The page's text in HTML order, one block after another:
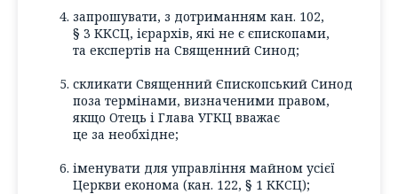
запрошувати, з дотриманням кан. 102,
§ 3 ККСЦ, ієрархів, які не є єпископами,
та експертів на Священний Синод;
скликати Священний Єпископський Синод
поза термінами, визначеними правом,
якщо Отець і Глава УГКЦ вважає
це за необхідне;
іменувати для управління майном усієї
Церкви економа (кан. 122, § 1 ККСЦ);